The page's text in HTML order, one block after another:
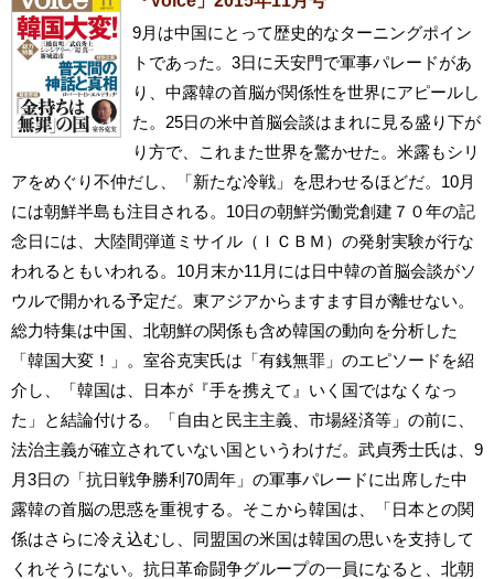
9月は中国にとって歴史的なターニングポイン
トであった。3日に天安門で軍事パレードがあ
り、中露韓の首脳が関係性を世界にアピールし
た。25日の米中首脳会談はまれに見る盛り下が
り方で、これまた世界を驚かせた。米露もシリ
アをめぐり不仲だし、「新たな冷戦」を思わせるほどだ。10月
には朝鮮半島も注目される。10日の朝鮮労働党創建７０年の記
念日には、大陸間弾道ミサイル（ＩＣＢＭ）の発射実験が行な
われるともいわれる。10月末か11月には日中韓の首脳会談がソ
ウルで開かれる予定だ。東アジアからますます目が離せない。
総力特集は中国、北朝鮮の関係も含め韓国の動向を分析した
「韓国大変！」。室谷克実氏は「有銭無罪」のエピソードを紹
介し、「韓国は、日本が『手を携えて』いく国ではなくなっ
た」と結論付ける。「自由と民主主義、市場経済等」の前に、
法治主義が確立されていない国というわけだ。武貞秀士氏は、9
月3日の「抗日戦争勝利70周年」の軍事パレードに出席した中
露韓の首脳の思惑を重視する。そこから韓国は、「日本との関
係はさらに冷え込むし、同盟国の米国は韓国の思いを支持して
くれそうにない。抗日革命闘争グループの一員になると、北朝